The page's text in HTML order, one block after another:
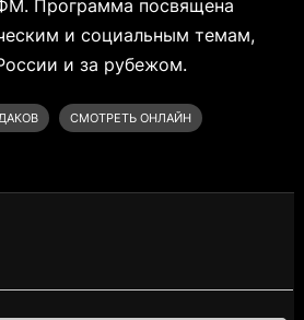
Программа посвящена
и социальным темам,
и за рубежом.
СМОТРЕТЬ ОНЛАЙН